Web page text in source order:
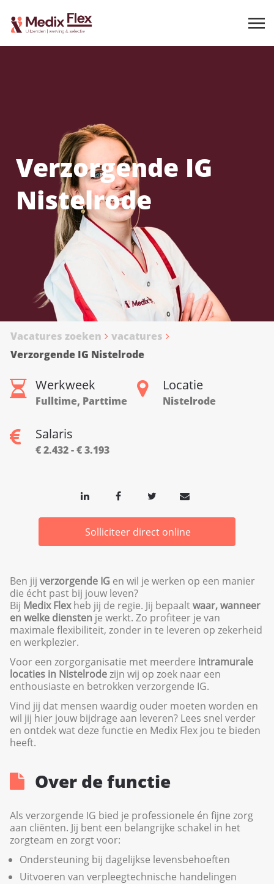
Verzorgende IG
Nistelrode
Vacatures zoeken
vacatures
Verzorgende IG Nistelrode
Werkweek
Fulltime, Parttime
Locatie
Nistelrode
Salaris
€ 2.432 - € 3.193
Solliciteer direct online
Ben jij verzorgende IG en wil je werken op een manier
die écht past bij jouw leven?
Bij Medix Flex heb jij de regie. Jij bepaaltwaar, wanneer
en welke diensten je werkt. Zo profiteer je van
maximale flexibiliteit, zonder in te leveren op zekerheid
en werkplezier.
Voor een zorgorganisatie met meerdere intramurale
locaties in Nistelrodezijn wij op zoek naar een
enthousiaste en betrokken verzorgende IG.
Vind jij dat mensen waardig ouder moeten worden en
wil jij hier jouw bijdrage aan leveren? Lees snel verder
en ontdek wat deze functie en Medix Flex jou te bieden
heeft.
Over de functie
Als verzorgende IG bied je professionele én fijne zorg
aan cliënten. Jij bent een belangrijke schakel in het
zorgteam en zorgt voor:
Ondersteuning bij dagelijkse levensbehoeften
Uitvoeren van verpleegtechnische handelingen